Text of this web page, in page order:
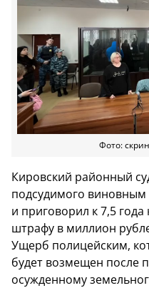
Фото:
Кировский районный
подсудимого
и приговорил к 7,5
штрафу в миллион
Ущерб полицейским,
будет возмещен после
осужденному